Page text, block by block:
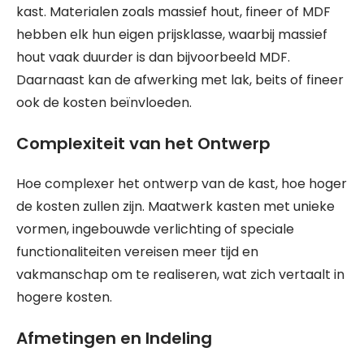
kast. Materialen zoals massief hout, fineer of MDF
hebben elk hun eigen prijsklasse, waarbij massief
hout vaak duurder is dan bijvoorbeeld MDF.
Daarnaast kan de afwerking met lak, beits of fineer
ook de kosten beïnvloeden.
Complexiteit van het Ontwerp
Hoe complexer het ontwerp van de kast, hoe hoger
de kosten zullen zijn. Maatwerk kasten met unieke
vormen, ingebouwde verlichting of speciale
functionaliteiten vereisen meer tijd en
vakmanschap om te realiseren, wat zich vertaalt in
hogere kosten.
Afmetingen en Indeling